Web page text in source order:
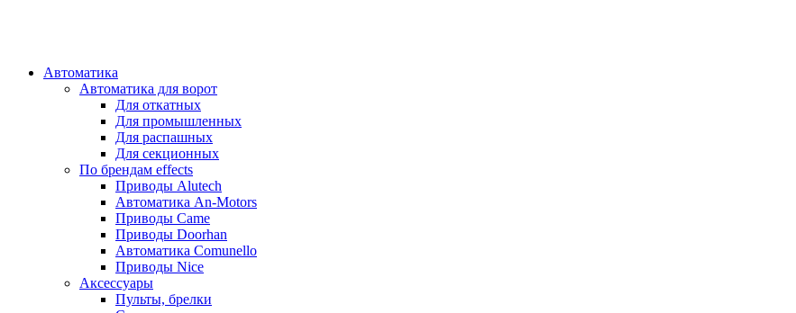
Автоматика
Автоматика для ворот
Для откатных
Для промышленных
Для распашных
Для секционных
По брендам effects
Приводы Alutech
Автоматика An-Motors
Приводы Came
Приводы Doorhan
Автоматика Comunello
Приводы Nice
Аксессуары
Пульты, брелки